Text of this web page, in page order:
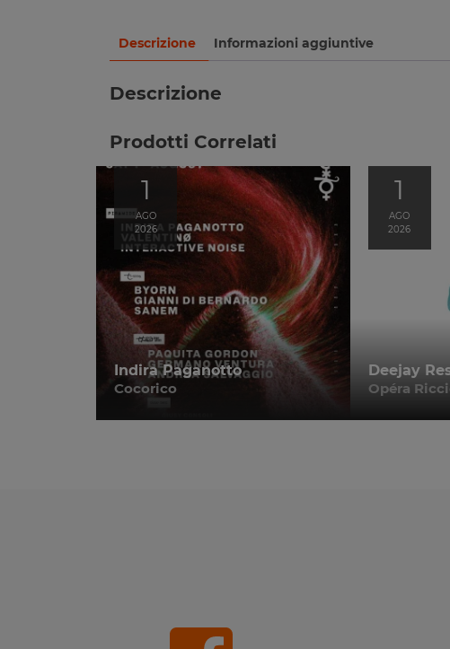
Descrizione Informazioni aggiuntive
Descrizione
Prodotti Correlati
1
AGO
2026
Indira Paganotto
Cocorico
1
AGO
2026
Deejay
Opéra